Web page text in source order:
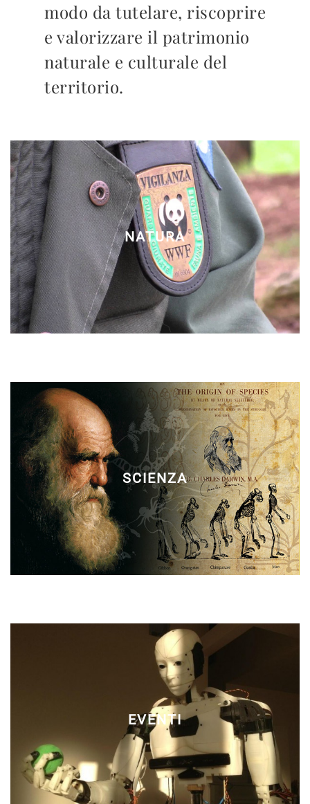
modo da tutelare, riscoprire
e valorizzare il patrimonio
naturale e culturale del
territorio.
NATURA
SCIENZA
EVENTI